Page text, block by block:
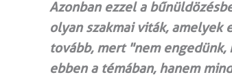
Azonban ezzel a
olyan szakmai viták,
tovább, mert "nem engedünk,
ebben a témában, hanem